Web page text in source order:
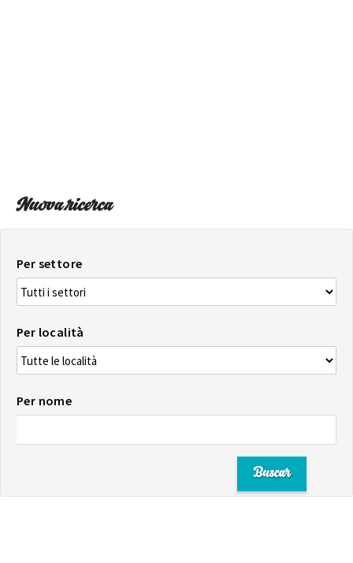
Nuova ricerca
Per settore
Per località
Per nome